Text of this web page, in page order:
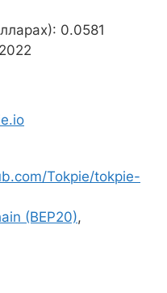
0.0581
Tokpie/tokpie-
(BEP20),